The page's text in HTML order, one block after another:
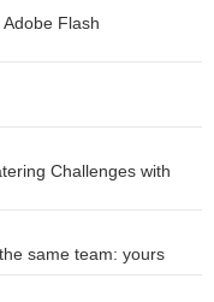
Flash
Challenges with
same team: yours